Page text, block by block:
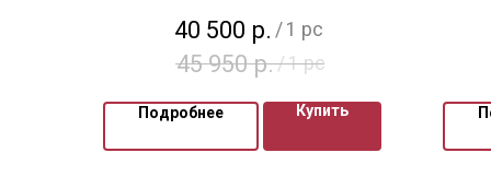
40 500 р. / 1 pc
45 950 р./1 pc
Подробнее Купить